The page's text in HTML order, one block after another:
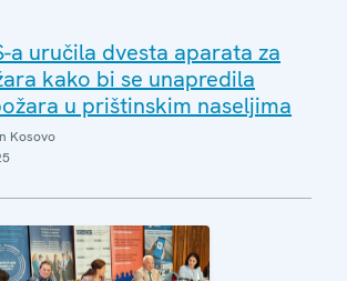
a uručila dvesta aparata za
kako bi se unapredila
u prištinskim naseljima
Kosovo